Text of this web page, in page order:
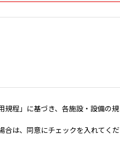
規程」に基づき、各施設・設備の規
合は、同意にチェックを入れてくだ